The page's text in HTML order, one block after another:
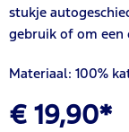
stukje
gebruik of om
Materiaal: 100%
€ 19,90*